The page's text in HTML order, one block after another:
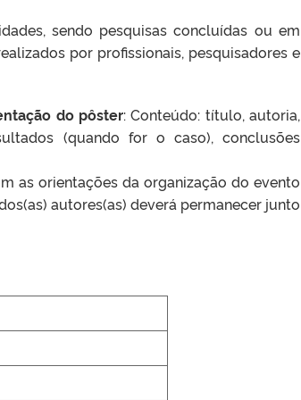
sendo pesquisas concluídas ou em
por profissionais, pesquisadores e
do pôster: Conteúdo: título, autoria,
(quando for o caso), conclusões
as orientações da organização do evento
autores(as) deverá permanecer junto